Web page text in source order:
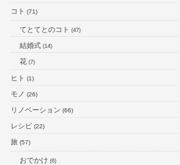
コト (71)
てとてとのコト (47)
結婚式(14)
花(7)
ヒト (1)
モノ (26)
リノベーション (66)
レシピ(22)
旅 (57)
おでかけ (6)